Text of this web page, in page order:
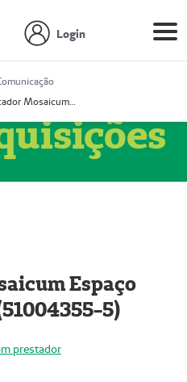
Login
Prestador Mosaicum Espaço Clínico Eireli (51004355-5)
Espaço
5)
prestador